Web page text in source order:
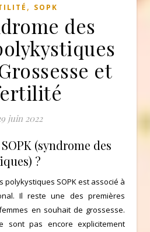
, SOPK
des
et
juin 2022
(syndrome des
?
Il reste une des premières
en souhait de grossesse.
sont pas encore explicitement